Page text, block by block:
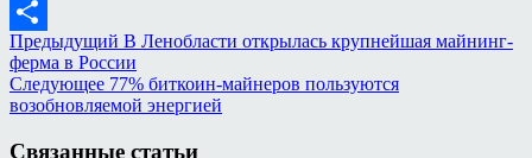
Mail.Ru
Отправить
Предыдущий В Ленобласти открылась крупнейшая майнинг-
ферма в России
Следующее 77% биткоин-майнеров пользуются
возобновляемой энергией
Связанные статьи